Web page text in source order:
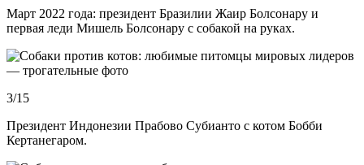
Март 2022 года: президент Бразилии Жаир Болсонару и
первая леди Мишель Болсонару с собакой на руках.
3/15
Президент Индонезии Прабово Субианто с котом Бобби
Кертанегаром.